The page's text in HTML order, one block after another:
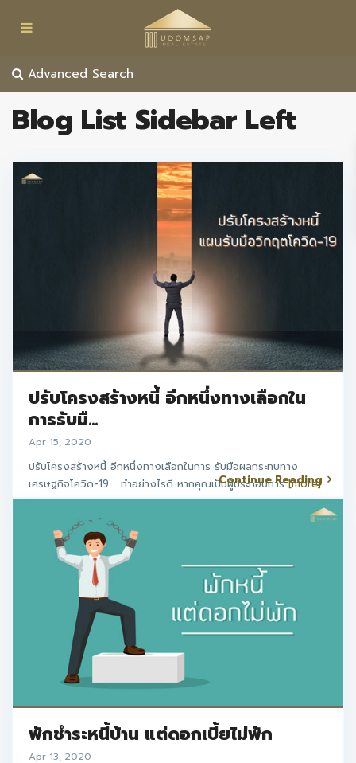
Advanced Search
Blog List Sidebar Left
ปรับโครงสร้างหนี้ อีกหนึ่งทางเลือกใน
การรับมื...
Apr 15, 2020
ปรับโครงสร้างหนี้ อีกหนึ่งทางเลือกในการ รับมือผลกระทบทาง
เศรษฐกิจโควิด-19 ทำอย่างไรดี หากคุณเป็นผู้ประกอบการ[more]
Continue Reading
พักชำระหนี้บ้าน แต่ดอกเบี้ยไม่พัก
Apr 13, 2020